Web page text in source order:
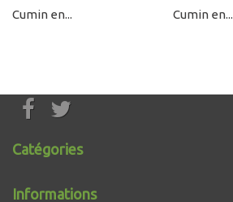
Cumin en... Cumin en...
Catégories
Informations